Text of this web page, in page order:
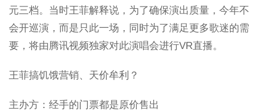
元三档。当时王菲解释说，为了确保演出质量，今年不
会开巡演，而是只此一场，同时为了满足更多歌迷的需
要，将由腾讯视频独家对此演唱会进行VR直播。
王菲搞饥饿营销、天价牟利？
主办方：经手的门票都是原价售出